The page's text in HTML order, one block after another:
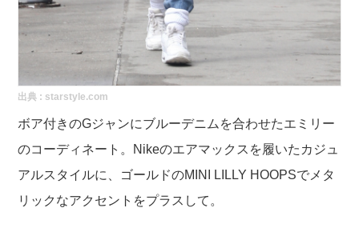
出典 : starstyle.com
ボア付きのGジャンにブルーデニムを合わせたエミリー
のコーディネート。Nikeのエアマックスを履いたカジュ
アルスタイルに、ゴールドのMINI LILLY HOOPSでメタ
リックなアクセントをプラスして。